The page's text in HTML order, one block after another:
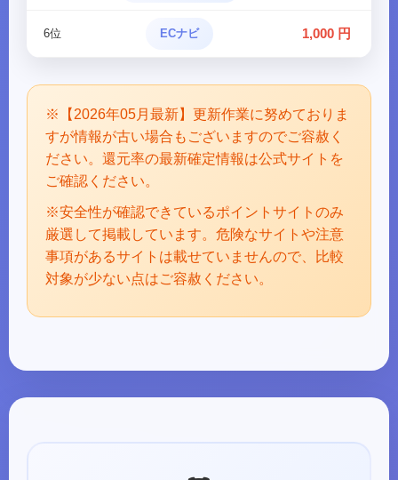
6位 ECナビ 1,000 円
※【2026年05月最新】更新作業に努めておりま
すが情報が古い場合もございますのでご容赦く
ださい。還元率の最新確定情報は公式サイトを
ご確認ください。
※安全性が確認できているポイントサイトのみ
厳選して掲載しています。危険なサイトや注意
事項があるサイトは載せていませんので、比較
対象が少ない点はご容赦ください。